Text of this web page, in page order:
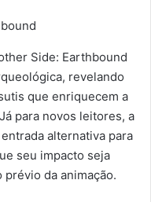
Side: Earthbound
revelando
que enriquecem a
para novos leitores, a
alternativa para
seu impacto seja
da animação.